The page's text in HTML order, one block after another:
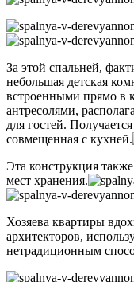
За этой спальней,
небольшая детская
встроенными прямо в
антресолями,
для гостей.
совмещенная с кухней.
Эта конструкция
мест хранения.
Хозяева квартиры
архитекторов,
нетрадиционным